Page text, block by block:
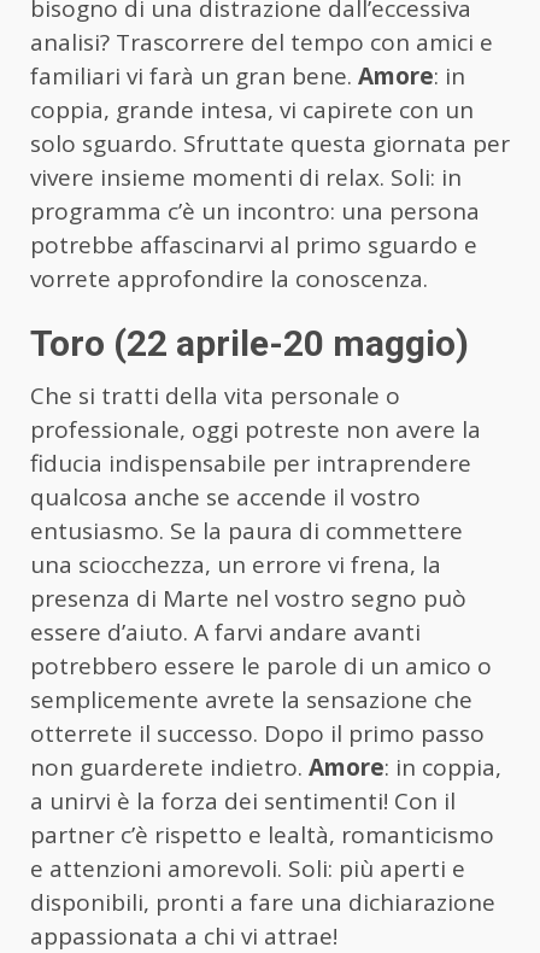
bisogno di una distrazione dall’eccessiva
analisi? Trascorrere del tempo con amici e
familiari vi farà un gran bene. Amore: in
coppia, grande intesa, vi capirete con un
solo sguardo. Sfruttate questa giornata per
vivere insieme momenti di relax. Soli: in
programma c’è un incontro: una persona
potrebbe affascinarvi al primo sguardo e
vorrete approfondire la conoscenza.
Toro (22 aprile-20 maggio)
Che si tratti della vita personale o
professionale, oggi potreste non avere la
fiducia indispensabile per intraprendere
qualcosa anche se accende il vostro
entusiasmo. Se la paura di commettere
una sciocchezza, un errore vi frena, la
presenza di Marte nel vostro segno può
essere d’aiuto. A farvi andare avanti
potrebbero essere le parole di un amico o
semplicemente avrete la sensazione che
otterrete il successo. Dopo il primo passo
non guarderete indietro. Amore: in coppia,
a unirvi è la forza dei sentimenti! Con il
partner c’è rispetto e lealtà, romanticismo
e attenzioni amorevoli. Soli: più aperti e
disponibili, pronti a fare una dichiarazione
appassionata a chi vi attrae!